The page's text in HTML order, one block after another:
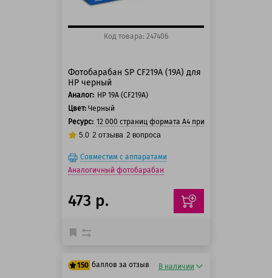
Код товара: 247406
Фотобарабан SP CF219A (19A) для
HP черный
Аналог: HP 19A (CF219A)
Цвет: Черный
Ресурс: 12 000 страниц формата А4 при 5% заполнении
5.0 2 отзыва 2 вопроса
Совместим с аппаратами
Аналогичный фотобарабан
473 р.
150 баллов за отзыв В наличии